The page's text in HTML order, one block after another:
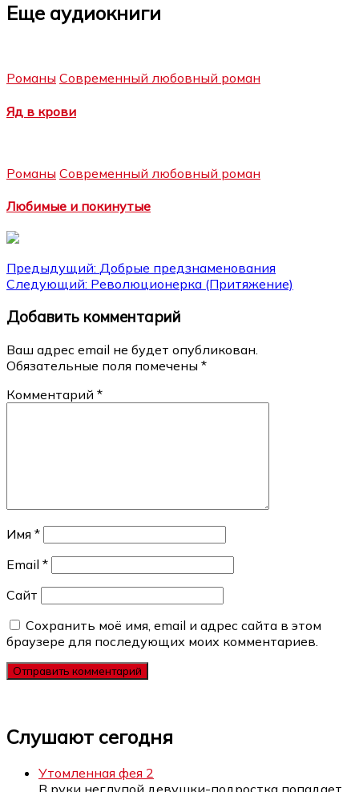
Еще аудиокниги
Романы Современный любовный роман
Яд в крови
Романы Современный любовный роман
Любимые и покинутые
Навигация
по
записям
Предыдущий: Добрые предзнаменования
Следующий: Революционерка (Притяжение)
Добавить комментарий
Ваш адрес email не будет опубликован.
Обязательные поля помечены *
Комментарий *
Имя *
Email *
Сайт
Сохранить моё имя, email и адрес сайта в этом
браузере для последующих моих комментариев.
Слушают сегодня
Утомленная фея 2
В руки неглупой девушки-подростка попадает